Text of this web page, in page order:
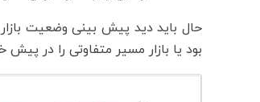
بود یا بازار مسیر متفاوتی را در